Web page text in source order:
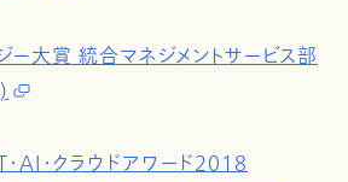
ー大賞 統合マネジメントサービス部
AI・クラウドアワード2018